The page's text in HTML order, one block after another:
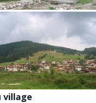
village